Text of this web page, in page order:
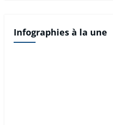
Infographies à la une